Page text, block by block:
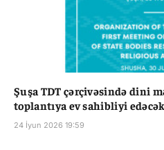
Şuşa TDT çərçivəsində dini
toplantıya ev sahibliyi edəcək
24 İyun 2026 19:59